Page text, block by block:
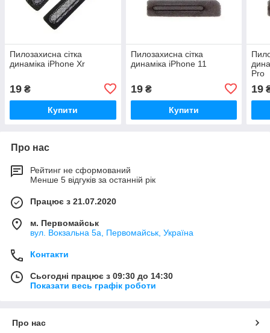
Пилозахисна сітка
динаміка iPhone Xr
19 ₴
Купити
Пилозахисна сітка
динаміка iPhone 11
19₴
Купити
Pro
19
Про нас
Рейтинг не сформований
Менше 5 відгуків за останній рік
Працює з 21.07.2020
м. Первомайськ
вул. Вокзальна 5а, Первомайськ, Україна
Контакти
Сьогодні працює з 09:30 до 14:30
Показати весь графік роботи
Про нас